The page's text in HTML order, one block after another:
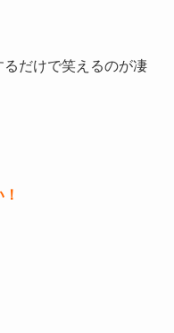
だけで笑えるのが凄